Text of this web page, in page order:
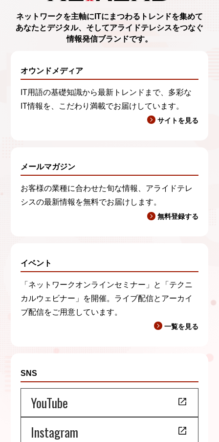
ネットワークを主軸に ITにまつわるトレンドを集めて
あなたとデジタル、 そしてアライドテレシスをつなぐ
情報発信ブランドです。
オウンドメディア
IT用語の基礎知識から最新トレンドまで、多彩な
IT情報を、こだわり満載でお届けしています。
サイトを見る
メールマガジン
お客様の業種に合わせた旬な情報、アライドテレ
シスの最新情報を無料でお届けします。
無料登録する
イベント
「ネットワークオンラインセミナー」と「テクニ
カルウェビナー」を開催。ライブ配信とアーカイ
ブ配信をご用意しています。
一覧を見る
SNS
YouTube
Instagram